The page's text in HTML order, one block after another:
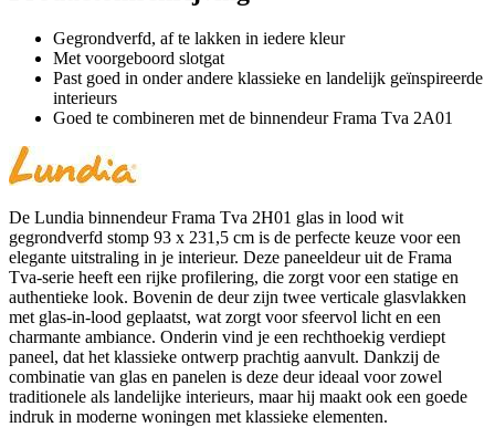
Gegrondverfd, af te lakken in iedere kleur
Met voorgeboord slotgat
Past goed in onder andere klassieke en landelijk geïnspireerde
interieurs
Goed te combineren met de binnendeur Frama Tva 2A01
De Lundia binnendeur Frama Tva 2H01 glas in lood wit
gegrondverfd stomp 93 x 231,5 cm is de perfecte keuze voor een
elegante uitstraling in je interieur. Deze paneeldeur uit de Frama
Tva-serie heeft een rijke profilering, die zorgt voor een statige en
authentieke look. Bovenin de deur zijn twee verticale glasvlakken
met glas-in-lood geplaatst, wat zorgt voor sfeervol licht en een
charmante ambiance. Onderin vind je een rechthoekig verdiept
paneel, dat het klassieke ontwerp prachtig aanvult. Dankzij de
combinatie van glas en panelen is deze deur ideaal voor zowel
traditionele als landelijke interieurs, maar hij maakt ook een goede
indruk in moderne woningen met klassieke elementen.